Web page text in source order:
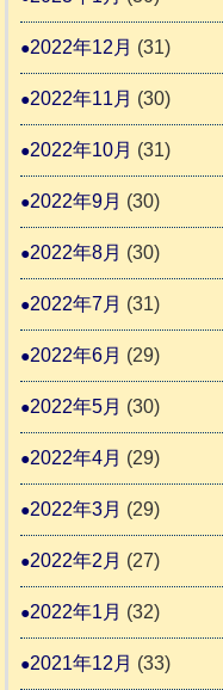
2022年12月 (31)
2022年11月 (30)
2022年10月 (31)
2022年9月 (30)
2022年8月 (30)
2022年7月 (31)
2022年6月 (29)
2022年5月 (30)
2022年4月 (29)
2022年3月 (29)
2022年2月 (27)
2022年1月 (32)
2021年12月 (33)